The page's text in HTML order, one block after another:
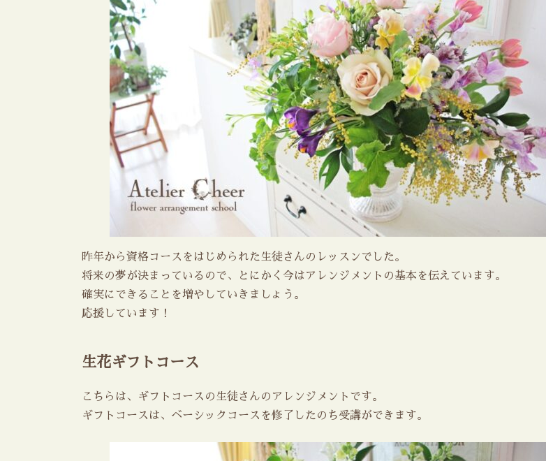
昨年から資格コースをはじめられた生徒さんのレッスンでした。
将来の夢が決まっているので、とにかく今はアレンジメントの基本を伝えています。
確実にできることを増やしていきましょう。
応援しています！
生花ギフトコース
こちらは、ギフトコースの生徒さんのアレンジメントです。
ギフトコースは、ベーシックコースを修了したのち受講ができます。